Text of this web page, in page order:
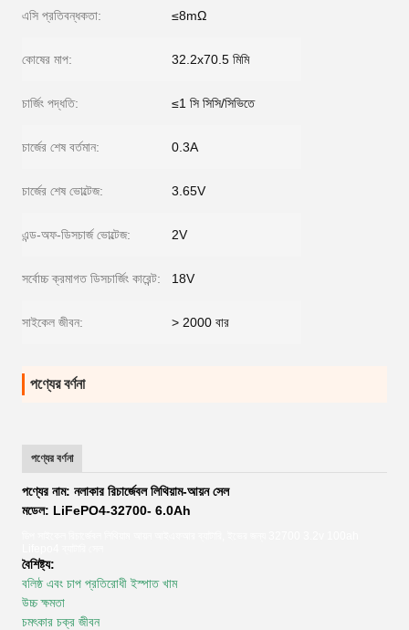
এসি প্রতিবন্ধকতা: ≤8mΩ
কোষের মাপ: 32.2x70.5 মিমি
চার্জিং পদ্ধতি: ≤1 সি সিসি/সিভিতে
চার্জের শেষ বর্তমান: 0.3A
চার্জের শেষ ভোল্টেজ: 3.65V
এন্ড-অফ-ডিসচার্জ ভোল্টেজ: 2V
সর্বোচ্চ ক্রমাগত ডিসচার্জিং কারেন্ট: 18V
সাইকেল জীবন: > 2000 বার
পণ্যের বর্ণনা
পণ্যের বর্ণনা
পণ্যের নাম: নলাকার রিচার্জেবল লিথিয়াম-আয়ন সেল
মডেল: LiFePO4-32700- 6.0Ah
বৈশিষ্ট্য:
বলিষ্ঠ এবং চাপ প্রতিরোধী ইস্পাত খাম
উচ্চ ক্ষমতা
চমৎকার চক্র জীবন